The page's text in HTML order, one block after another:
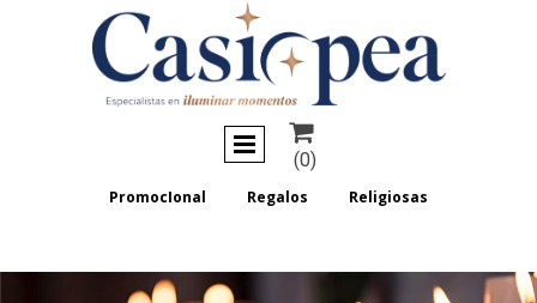

(0)
PromocIonal Regalos Religiosas